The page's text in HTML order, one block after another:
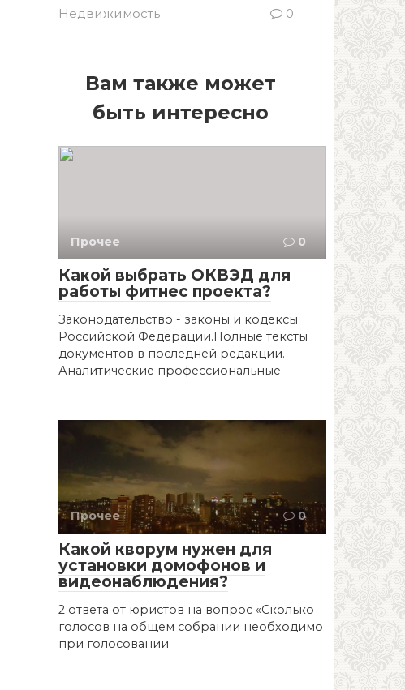
Недвижимость
0
Вам также может
быть интересно
Прочее 0
Какой выбрать ОКВЭД для
работы фитнес проекта?
Законодательство - законы и кодексы
Российской Федерации.Полные тексты
документов в последней редакции.
Аналитические профессиональные
Прочее 0
Какой кворум нужен для
установки домофонов и
видеонаблюдения?
2 ответa от юристов на вопрос «Сколько
голосов на общем собрании необходимо
при голосовании